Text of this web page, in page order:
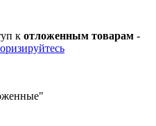
к отложенным товарам -